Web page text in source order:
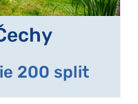
200 split